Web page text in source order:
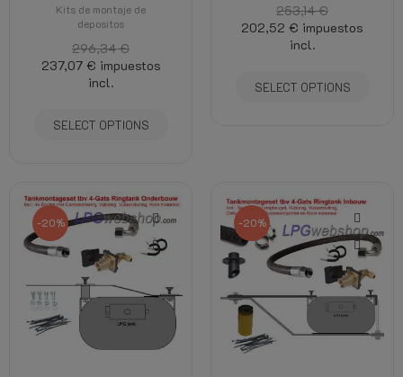
Kits de montaje de
depositos
296,34 €
237,07 € impuestos
incl.
SELECT OPTIONS
253,14 €
202,52 € impuestos
incl.
SELECT OPTIONS
-20% -20%